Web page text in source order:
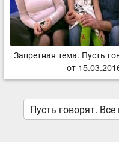
Запретная тема. Пусть
от
Пусть говорят.